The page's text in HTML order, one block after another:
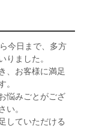
今日まで、多方
りました。
、お客様に満足
。
悩みごとがござ
い。
していただける